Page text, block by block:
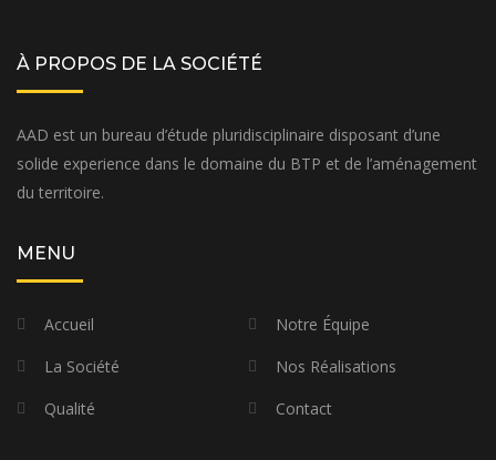
À PROPOS DE LA SOCIÉTÉ
AAD est un bureau d’étude pluridisciplinaire disposant d’une
solide experience dans le domaine du BTP et de l’aménagement
du territoire.
MENU
Accueil
Notre Équipe
La Société
Nos Réalisations
Qualité
Contact